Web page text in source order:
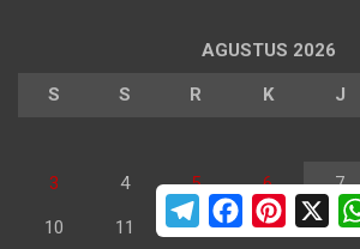
AGUSTUS 2026
S S R K J
3 4 5 6 7
10 11 12 13 14
T
l
c
P
n
X